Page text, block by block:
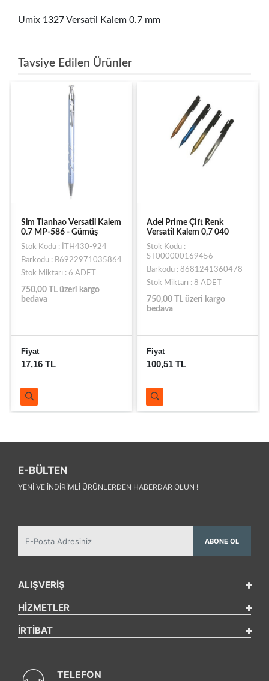
Umix 1327 Versatil Kalem 0.7 mm
Tavsiye Edilen Ürünler
Slm Tianhao Versatil Kalem
0.7 MP-586 - Gümüş
Stok Kodu : İTH430-924
Barkodu : B6922971035864
Stok Miktarı : 6 ADET
750,00 TL üzeri kargo
bedava
Fiyat
17,16 TL
Adel Prime Çift Renk
Versatil Kalem 0,7 040
Stok Kodu :
ST000000169456
Barkodu : 8681241360478
Stok Miktarı : 8 ADET
750,00 TL üzeri kargo
bedava
Fiyat
100,51 TL
E-BÜLTEN
YENI VE INDIRIMLI ÜRÜNLERDEN HABERDAR OLUN !
ABONE OL
ALIŞVERİŞ
HİZMETLER
İRTİBAT
TELEFON